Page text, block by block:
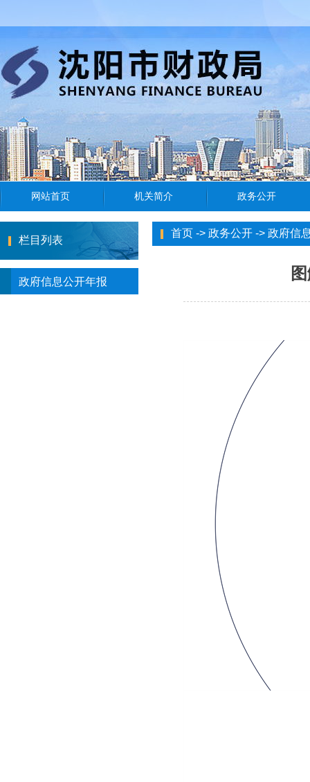
栏目列表
政府信息公开年报
首页 -> 政务公开 -> 政府信